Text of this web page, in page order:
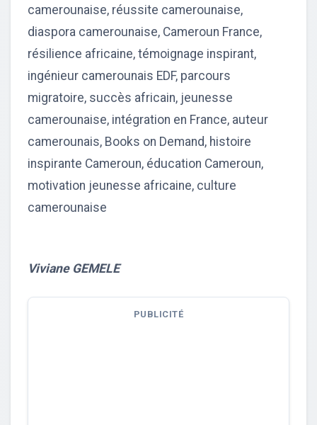
camerounaise, réussite camerounaise,
diaspora camerounaise, Cameroun France,
résilience africaine, témoignage inspirant,
ingénieur camerounais EDF, parcours
migratoire, succès africain, jeunesse
camerounaise, intégration en France, auteur
camerounais, Books on Demand, histoire
inspirante Cameroun, éducation Cameroun,
motivation jeunesse africaine, culture
camerounaise
Viviane GEMELE
PUBLICITÉ